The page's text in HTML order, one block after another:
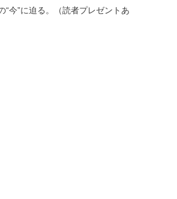
今”に迫る。（読者プレゼントあ